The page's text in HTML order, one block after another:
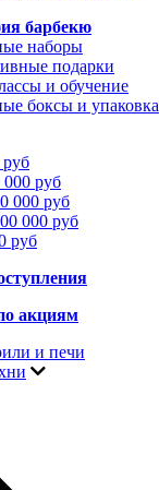
барбекю
наборы
подарки
и обучение
боксы и упаковка
руб
000 руб
000 руб
000 руб
руб
акциям
и печи